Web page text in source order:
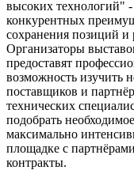
высоких технологий" -
конкурентных
сохранения позиций и
Организаторы
предоставят
возможность изучить
поставщиков и
технических
подобрать
максимально
площадке с
контракты.